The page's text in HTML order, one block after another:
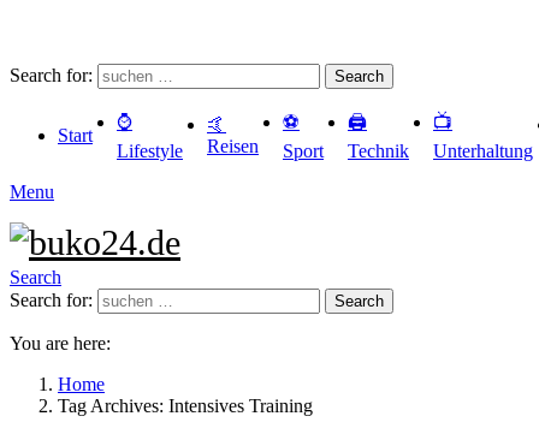
Search for: Search
Start
⌚️
Lifestyle
🤙
Reisen
⚽️
Sport
🖨️
Technik
📺
Unterhaltung
Menu
Search
Search for:
Search
You are here:
Home
Tag Archives: Intensives Training